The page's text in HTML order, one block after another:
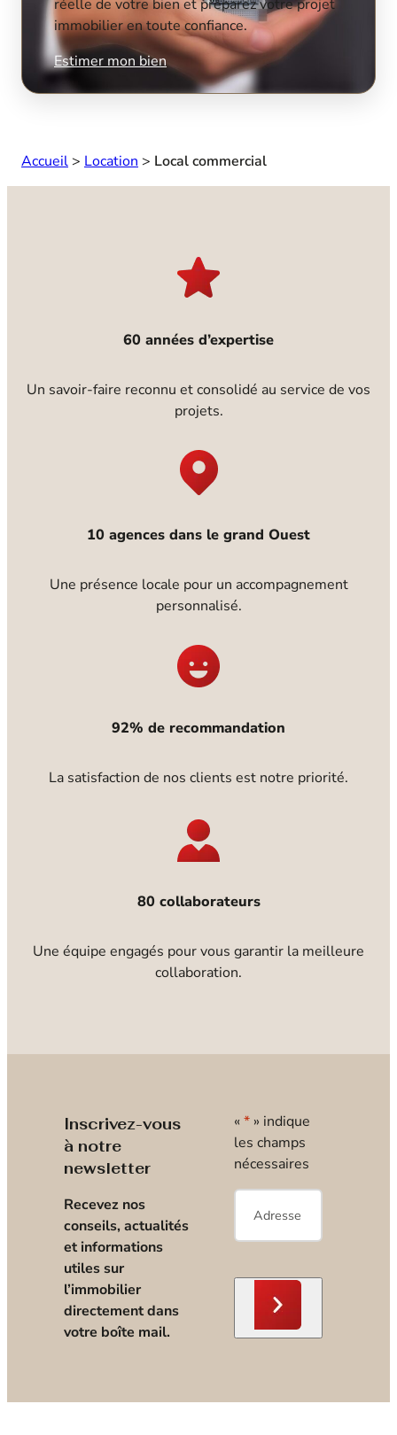
réelle de votre bien et préparez votre projet
immobilier en toute confiance.
Estimer mon bien
Accueil > Location > Local commercial
60 années d’expertise
Un savoir-faire reconnu et consolidé au service de vos
projets.
10 agences dans le grand Ouest
Une présence locale pour un accompagnement
personnalisé.
92% de recommandation
La satisfaction de nos clients est notre priorité.
80 collaborateurs
Une équipe engagés pour vous garantir la meilleure
collaboration.
Inscrivez-vous
à notre
newsletter
Recevez nos
conseils, actualités
et informations
utiles sur
l’immobilier
directement dans
votre boîte mail.
« * » indique
les champs
nécessaires
E-
mail*